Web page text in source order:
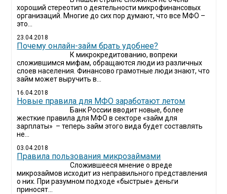
хороший стереотип о деятельности микрофинансовых
организаций. Многие до сих пор думают, что все МФО –
это...
23.04.2018
Почему онлайн-займ брать удобнее?
К микрокредитованию, вопреки
сложившимся мифам, обращаются люди из различных
слоев населения. Финансово грамотные люди знают, что
займ может выручить в...
16.04.2018
Новые правила для МФО заработают летом
Банк России вводит новые, более
жесткие правила для МФО в секторе «займ для
зарплаты» – теперь займ этого вида будет составлять
не...
03.04.2018
​Правила пользования микрозаймами
Сложившееся мнение о вреде
микрозаймов исходит из неправильного представления
о них. При разумном подходе «быстрые» деньги
приносят...